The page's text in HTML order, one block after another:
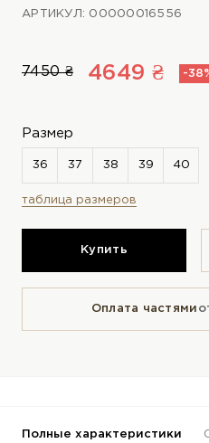
АРТИКУЛ: 00000016556
7450 ₴ 4649 ₴ -
Размер
таблица размеров
Купить
Оплата частями
Полные характеристики